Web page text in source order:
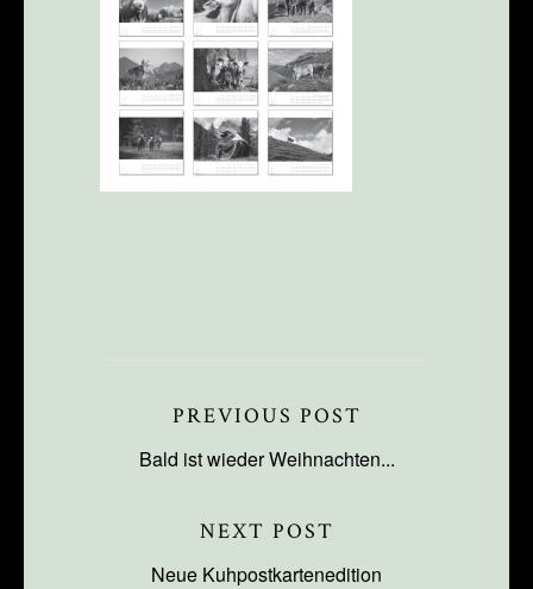
PREVIOUS POST
Bald ist wieder Weihnachten...
NEXT POST
Neue Kuhpostkartenedition